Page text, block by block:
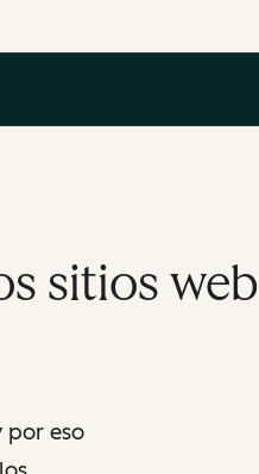
sitios web
por eso